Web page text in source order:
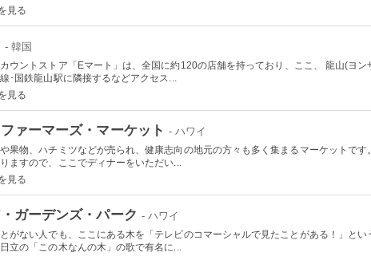
見る
- 韓国
ウントストア「Eマート」は、全国に約120の店舗を持っており、ここ、 龍山(ヨン
･国鉄龍山駅に隣接するなどアクセス...
見る
ァーマーズ・マーケット - ハワイ
果物、ハチミツなどが売られ、健康志向の地元の方々も多く集まるマーケットです
ますので、ここでディナーをいただい...
見る
ガーデンズ・パーク - ハワイ
がない人でも、ここにある木を「テレビのコマーシャルで見たことがある！」とい
立の「この木なんの木」の歌で有名に...